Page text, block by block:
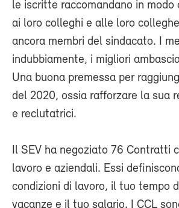
le iscritte raccomandano in modo
ai loro colleghi e alle loro
ancora membri del sindacato. I
indubbiamente, i migliori
Una buona premessa per
del 2020, ossia rafforzare la sua
e reclutatrici.
Il SEV ha negoziato 76 Contratti
lavoro e aziendali. Essi
condizioni di lavoro, il tuo tempo
vacanze e il tuo salario. I CCL